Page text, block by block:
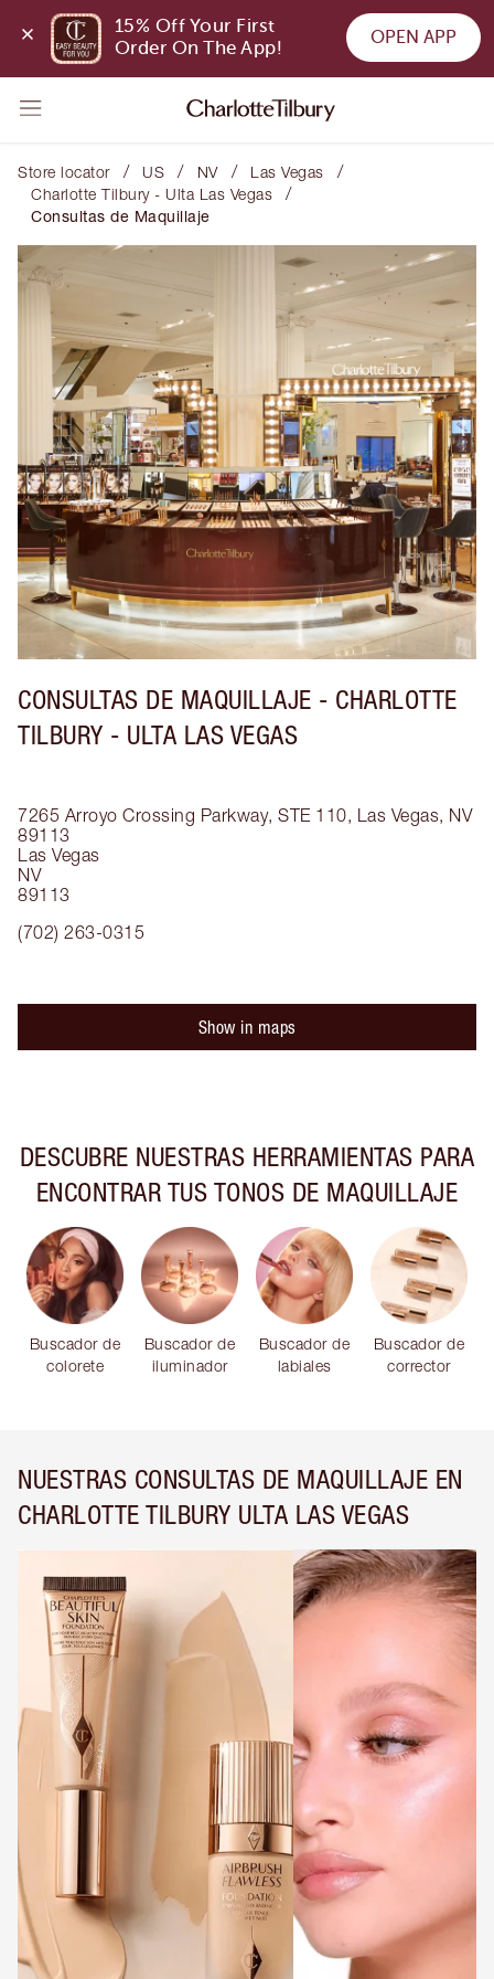
15% Off Your First
Order On The App!
OPEN APP
Store locator / US / NV / Las Vegas /
Charlotte Tilbury - Ulta Las Vegas /
Consultas de Maquillaje
CONSULTAS DE MAQUILLAJE - CHARLOTTE
TILBURY - ULTA LAS VEGAS
7265 Arroyo Crossing Parkway, STE 110, Las Vegas, NV
89113
Las Vegas
NV
89113
(702) 263-0315
Show in maps
DESCUBRE NUESTRAS HERRAMIENTAS PARA
ENCONTRAR TUS TONOS DE MAQUILLAJE
Buscador de
colorete
Buscador de
iluminador
Buscador de
labiales
Buscador de
corrector
NUESTRAS CONSULTAS DE MAQUILLAJE EN
CHARLOTTE TILBURY ULTA LAS VEGAS